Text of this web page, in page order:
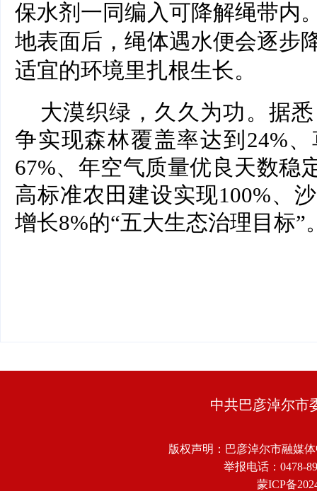
保水剂一同编入可降解绳带内
地表面后，绳体遇水便会逐步
适宜的环境里扎根生长。
大漠织绿，久久为功。据
争实现森林覆盖率达到24%
67%、年空气质量优良天数稳
高标准农田建设实现100%、
增长8%的“五大生态治理目标”
中共巴彦淖尔市
版权声明：巴彦淖尔市融媒
举报电话：0478-
蒙ICP备